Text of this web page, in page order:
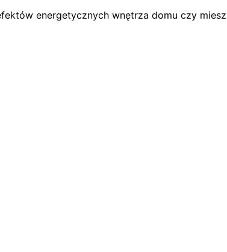
energetycznych wnętrza domu czy